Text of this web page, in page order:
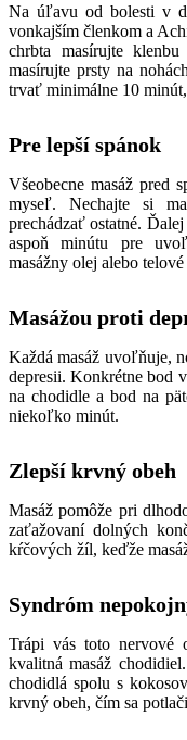
Na úľavu od bolesti v
vonkajším členkom a
chrbta masírujte
masírujte prsty na
trvať minimálne 10
Pre lepší spánok
Všeobecne masáž pred
myseľ. Nechajte si
prechádzať ostatné.
aspoň minútu pre
masážny olej alebo
Masážou proti
Každá masáž uvoľňuje,
depresii. Konkrétne bod
na chodidle a bod na
niekoľko minút.
Zlepší krvný obeh
Masáž pomôže pri
zaťažovaní dolných
kŕčových žíl, keďže
Syndróm
Trápi vás toto nervové
kvalitná masáž
chodidlá spolu s
krvný obeh, čím sa